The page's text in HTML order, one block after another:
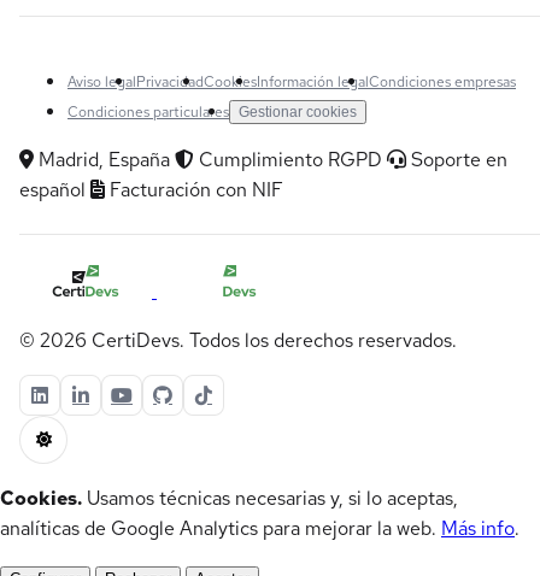
Aviso legalPrivacidadCookiesInformación legalCondiciones empresas
Condiciones particulares Gestionar cookies
Madrid, España Cumplimiento RGPD
Soporte en
español
Facturación con NIF
© 2026 CertiDevs. Todos los derechos reservados.
Cookies. Usamos técnicas necesarias y, si lo aceptas,
analíticas de Google Analytics para mejorar la web. Más info.